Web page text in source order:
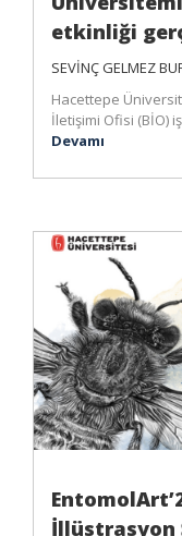
etkinliği
SEVİNÇ GELMEZ
Hacettepe
İletişimi Ofisi (BİO)
Devamı
İllüstrasyon